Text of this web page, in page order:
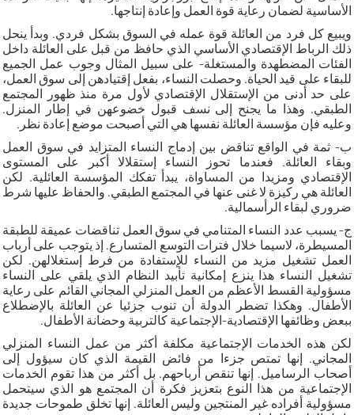
الأساسية لضمان رعاية قوة العمل وإعادة إنتاجها.
ويبيع كل فرد من العائلة قوة عمله في السوق بشكل فردي. وبدأ ينحل
ذلك الرباط الإقتصادي الأساسي الذي حافظ من قبل على العائلة داخل
الفئات المضطهدة والمستغلة- على سبيل المثال وجوب عمل الجميع
للبقاء على قيد الحياة. وحصلت النساء، بفعل إقتيادهن إلى سوق العمل،
على حد أدنى من الإستقلال الإقتصادي لأول مرة منذ ظهور المجتمع
الطبقي. وهذا ما يجنح إلى نسف قبول خضوعهن في إطار المنزل.
وعليه فإن مؤسسة العائلة نفسها هي التي أصبحت موضع إعادة نظر.
ب- ثمة في الواقع تناقض بين إدماج النساء المتزايد في سوق العمل
وبقاء العائلة. فعندما تحوز النساء إستقلالا أكبر على المستوى
الإقتصادي ومزيدا من المساواة، يبدأ تفكك المؤسسة العائلية. لكن
العائلة هي ركيزة لا غنى عنها في المجتمع الطبقي. والحفاظ عليها شرط
ضروري لبقاء الرأسمالية.
ج- يسبب عدد النساء المتنامي في سوق العمل تناقضات عميقة للطبقة
المسيطرة، لاسيما خلال فترات التوسع المتسارع. إذ يتوجب على أرباب
العمل تشغيل مزيد من النساء للإستفادة من فرط إستغلالهن. لكن
تشغيل النساء هذا ينزع إمكانية تأبيد النظام الذي يلقي على النساء
مسؤولية القسط الأعظم من العمل المنزلي المجاني القائم على رعاية
الأطفال. وهكذا تضطر الدولة أن تنوب جزئيا عن العائلة بالإضطلاع
ببعض وظائفها الإقتصادية-الإجتماعية كالتربية وحضانة الأطفال.
لكن هذه الخدمات الإجتماعية مكلفة أكثر من عمل النساء المنزلي
المجاني. إنها تمتص جزءا من فائض القيمة الذي كان سيؤول إلى
أصحاب الرساميل. إنها تنقص أرباحهم. بل أكثر من هذا تقوم الخدمات
الإجتماعية من هذا النوع بتعزيز فكرة أن المجتمع هو الذي سيتحمل
مسؤولية أفراده غير المنتجين وليس العائلة. إنها تخلق طموحات جديدة